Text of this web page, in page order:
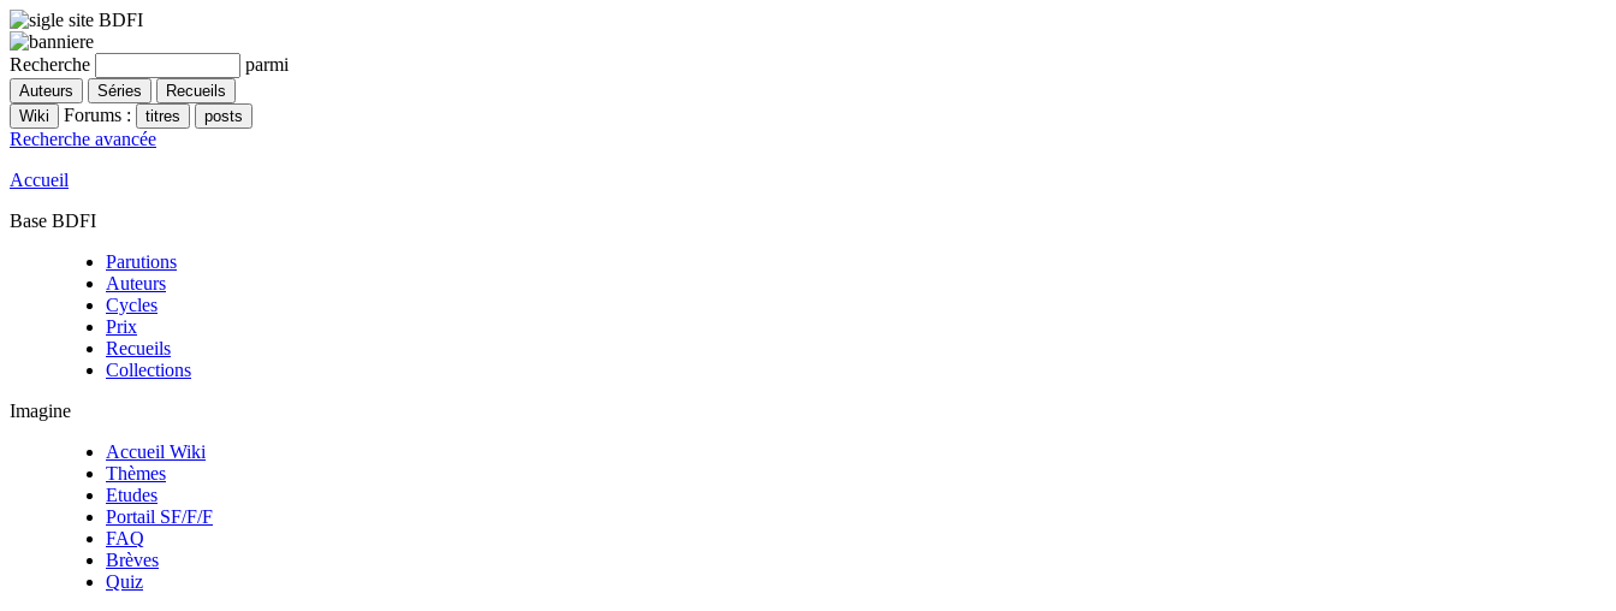
Recherche parmi
Forums :
Recherche avancée
Accueil
Base BDFI
Parutions
Auteurs
Cycles
Prix
Recueils
Collections
Imagine
Accueil Wiki
Thèmes
Etudes
Portail SF/F/F
FAQ
Brèves
Quiz